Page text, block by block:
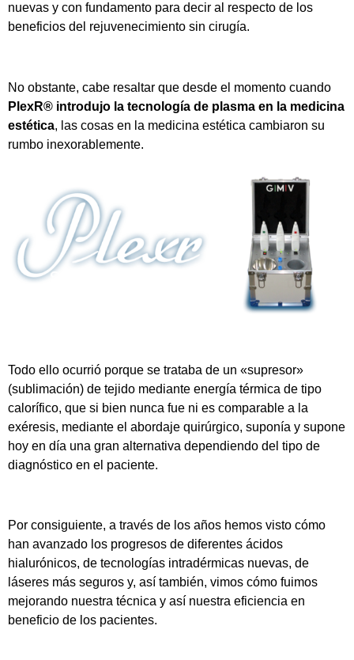
nuevas y con fundamento para decir al respecto de los
beneficios del rejuvenecimiento sin cirugía.
No obstante, cabe resaltar que desde el momento cuando
PlexR® introdujo la tecnología de plasma en la medicina
estética, las cosas en la medicina estética cambiaron su
rumbo inexorablemente.
Todo ello ocurrió porque se trataba de un «supresor»
(sublimación) de tejido mediante energía térmica de tipo
calorífico, que si bien nunca fue ni es comparable a la
exéresis, mediante el abordaje quirúrgico, suponía y supone
hoy en día una gran alternativa dependiendo del tipo de
diagnóstico en el paciente.
Por consiguiente, a través de los años hemos visto cómo
han avanzado los progresos de diferentes ácidos
hialurónicos, de tecnologías intradérmicas nuevas, de
láseres más seguros y, así también, vimos cómo fuimos
mejorando nuestra técnica y así nuestra eficiencia en
beneficio de los pacientes.